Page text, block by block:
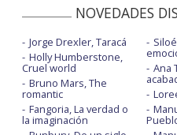
NOVEDADES
Jorge Drexler, Taracá
Holly Humberstone,
Cruel world
Bruno Mars, The
romantic
Fangoria, La verdad o
la imaginación
Ana